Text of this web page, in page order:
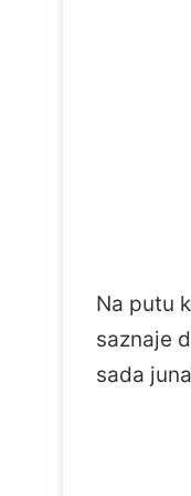
Na putu
saznaje
sada